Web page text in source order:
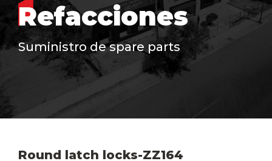
Refacciones
Suministro de spare parts
Round latch locks-ZZ164